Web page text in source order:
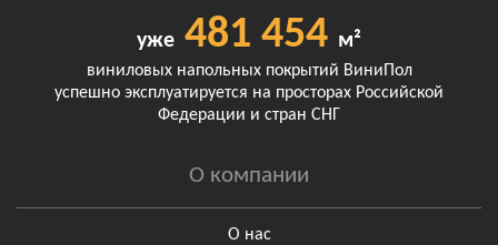
уже 481 454 м²
виниловых напольных покрытий ВиниПол
успешно эксплуатируется на просторах Российской
Федерации и стран СНГ
О компании
О нас